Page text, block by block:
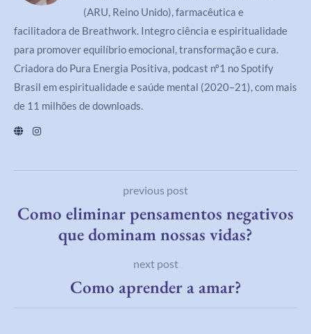
(ARU, Reino Unido), farmacêutica e
facilitadora de Breathwork. Integro ciência e espiritualidade
para promover equilíbrio emocional, transformação e cura.
Criadora do Pura Energia Positiva, podcast nº1 no Spotify
Brasil em espiritualidade e saúde mental (2020–21), com mais
de 11 milhões de downloads.
previous post
Como eliminar pensamentos negativos
que dominam nossas vidas?
next post
Como aprender a amar?